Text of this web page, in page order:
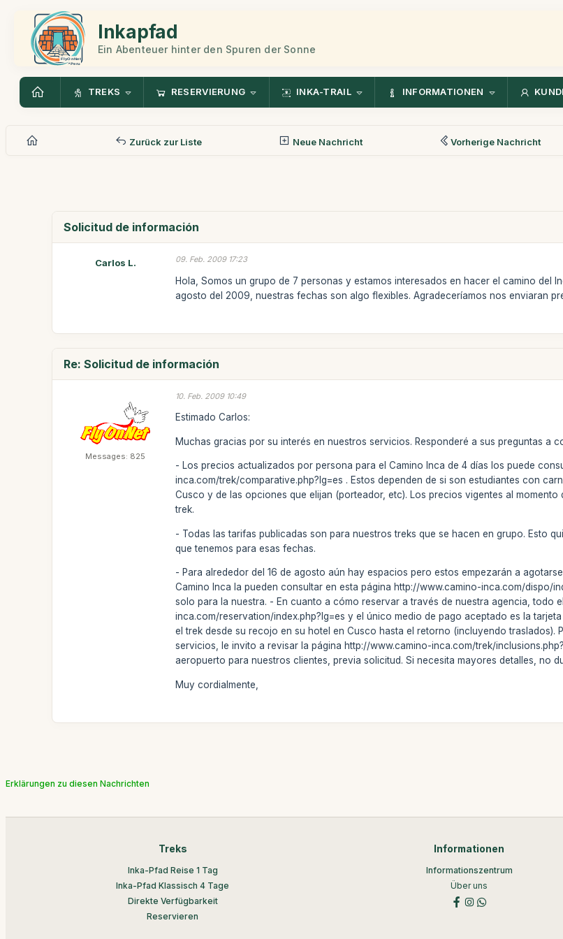
Inkapfad
Ein Abenteuer hinter den Spuren der Sonne
TREKS RESERVIERUNG INKA-TRAIL INFORMATIONEN
Zurück zur Liste Neue Nachricht Vorherige Nachricht
Solicitud de información
Carlos L. 09. Feb. 2009 17:23
Hola, Somos un grupo de 7 personas y estamos interesados en hacer el camino del
agosto del 2009, nuestras fechas son algo flexibles. Agradeceríamos nos enviaran
Re: Solicitud de información
Messages: 825
10. Feb. 2009 10:49
Estimado Carlos:
Muchas gracias por su interés en nuestros servicios. Responderé a sus preguntas a
- Los precios actualizados por persona para el Camino Inca de 4 días los puede
inca.com/trek/comparative.php?lg=es . Estos dependen de si son estudiantes con
Cusco y de las opciones que elijan (porteador, etc). Los precios vigentes al
trek.
- Todas las tarifas publicadas son para nuestros treks que se hacen en grupo. Esto
que tenemos para esas fechas.
- Para alrededor del 16 de agosto aún hay espacios pero estos empezarán a
Camino Inca la pueden consultar en esta página http://www.camino-inca.com/dispo/
solo para la nuestra. - En cuanto a cómo reservar a través de nuestra agencia, todo
inca.com/reservation/index.php?lg=es y el único medio de pago aceptado es la
el trek desde su recojo en su hotel en Cusco hasta el retorno (incluyendo traslados).
servicios, le invito a revisar la página http://www.camino-inca.com/trek/
aeropuerto para nuestros clientes, previa solicitud. Si necesita mayores detalles, no
Muy cordialmente,
Erklärungen zu diesen Nachrichten
Treks
Inka-Pfad Reise 1 Tag
Inka-Pfad Klassisch 4 Tage
Direkte Verfügbarkeit
Reservieren
Informationen
Informationszentrum
Über uns